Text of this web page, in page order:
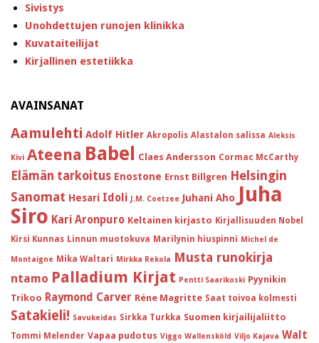
Sivistys
Unohdettujen runojen klinikka
Kuvataiteilijat
Kirjallinen estetiikka
AVAINSANAT
Aamulehti Adolf Hitler Akropolis Alastalon salissa Aleksis
Kivi Ateena Babel Claes Andersson Cormac McCarthy
Elämän tarkoitus Enostone Ernst Billgren Helsingin
Sanomat Hesari Idoli J.M. Coetzee Juhani Aho Juha
Siro Kari Aronpuro Keltainen kirjasto Kirjallisuuden Nobel
Kirsi Kunnas Linnun muotokuva Marilynin hiuspinni Michel de
Montaigne Mika Waltari Mirkka Rekola Musta runokirja
ntamo Palladium Kirjat Pentti Saarikoski Pyynikin
Trikoo Raymond Carver Réne Magritte Saat toivoa kolmesti
Satakieli! Savukeidas Sirkka Turkka Suomen kirjailijaliitto
Tommi Melender Vapaa pudotus Viggo Wallensköld Viljo Kajava Walt